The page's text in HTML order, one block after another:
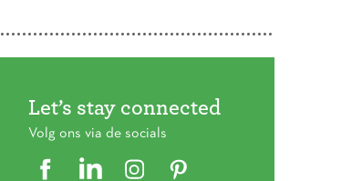
Let’s stay connected
Volg ons via de socials